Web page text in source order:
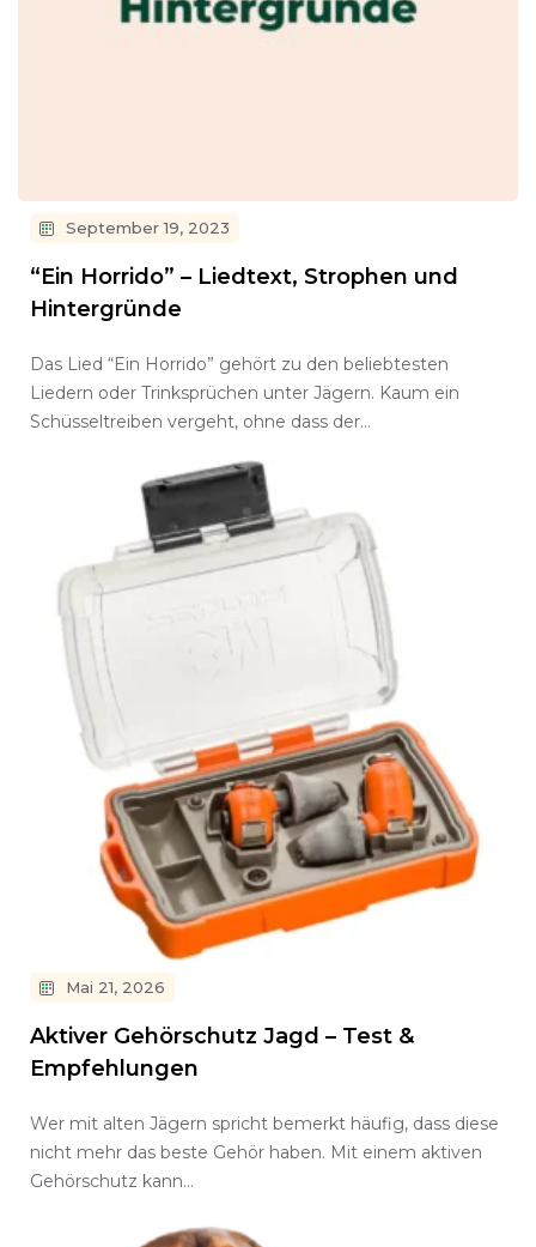
September 19, 2023
“Ein Horrido” – Liedtext, Strophen und
Hintergründe
Das Lied “Ein Horrido” gehört zu den beliebtesten
Liedern oder Trinksprüchen unter Jägern. Kaum ein
Schüsseltreiben vergeht, ohne dass der…
Mai 21, 2026
Aktiver Gehörschutz Jagd – Test &
Empfehlungen
Wer mit alten Jägern spricht bemerkt häufig, dass diese
nicht mehr das beste Gehör haben. Mit einem aktiven
Gehörschutz kann…